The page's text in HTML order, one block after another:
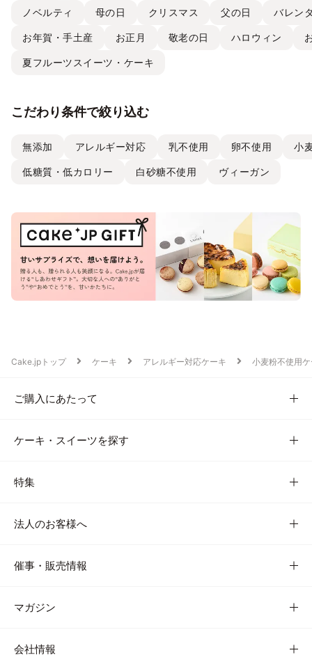
ノベルティ 母の日 クリスマス 父の日 バレン
お年賀・手土産 お正月 敬老の日 ハロウィン
夏フルーツスイーツ・ケーキ
こだわり条件で絞り込む
無添加 アレルギー対応 乳不使用 卵不使用 小
低糖質・低カロリー 白砂糖不使用 ヴィーガン
Cake.jpトップ ケーキ アレルギー対応ケーキ 小麦粉不使用
ご購入にあたって
ケーキ・スイーツを探す
特集
法人のお客様へ
催事・販売情報
マガジン
会社情報